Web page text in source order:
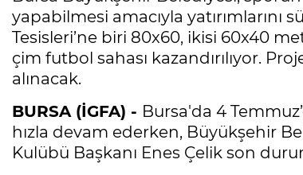
yapabilmesi amacıyla
Tesisleri’ne biri 80x60, ikisi 60x40
çim futbol sahası kazandırılıyor.
alınacak.
BURSA (İGFA) - Bursa'da 4
hızla devam ederken, Büyükşehir
Kulübü Başkanı Enes Çelik son